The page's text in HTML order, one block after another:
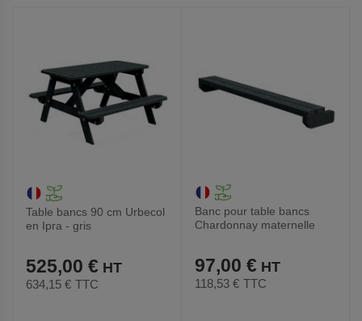
Table bancs 90 cm Urbecol
en Ipra - gris
525,00 €
634,15 € TTC
Banc pour table bancs
Chardonnay maternelle
97,00 €
118,53 € TTC